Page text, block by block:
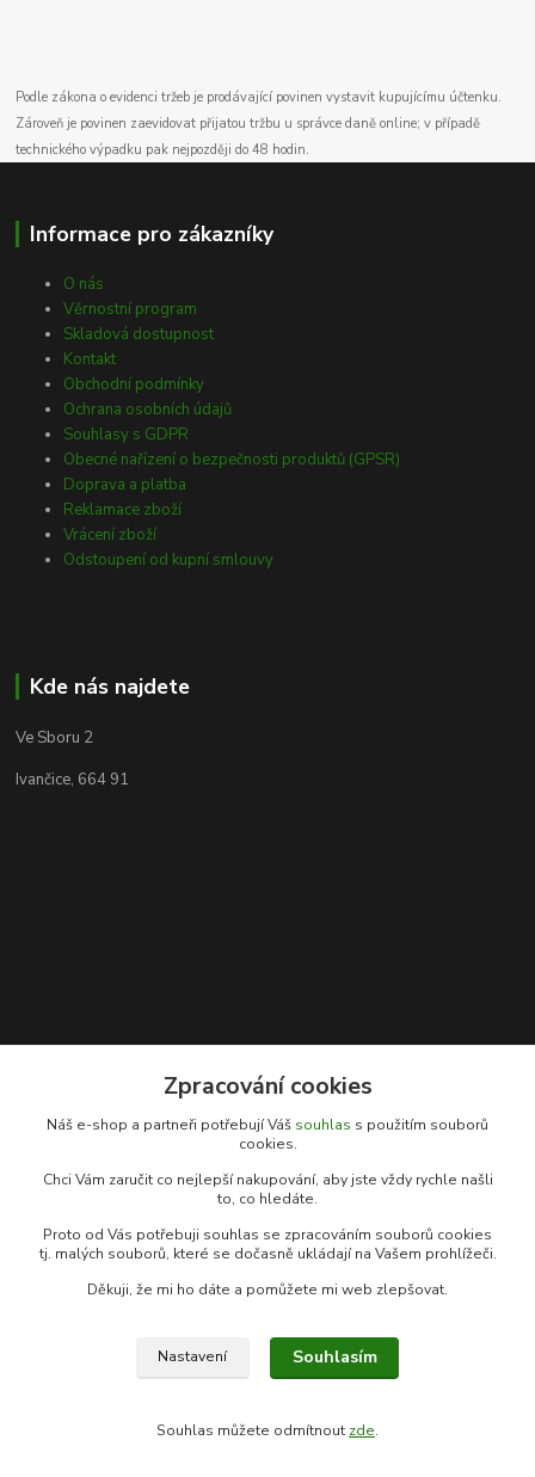
Podle zákona o evidenci tržeb je prodávající povinen vystavit kupujícímu účtenku.
Zároveň je povinen zaevidovat přijatou tržbu u správce daně online; v případě
technického výpadku pak nejpozději do 48 hodin.
Informace pro zákazníky
O nás
Věrnostní program
Skladová dostupnost
Kontakt
Obchodní podmínky
Ochrana osobních údajů
Souhlasy s GDPR
Obecné nařízení o bezpečnosti produktů (GPSR)
Doprava a platba
Reklamace zboží
Vrácení zboží
Odstoupení od kupní smlouvy
Kde nás najdete
Ve Sboru 2
Ivančice, 664 91
Kontakty
+420 778 039 055
(Po-Pá, 9-17 hod.)
info@rybarsky-sen.cz
© Copyright 2026 Rybářský sen
Zpracování cookies
Náš e-shop a partneři potřebují Váš souhlas s použitím souborů
cookies.
Chci Vám zaručit co nejlepší nakupování, aby jste vždy rychle našli
to, co hledáte.
Proto od Vás potřebuji souhlas se zpracováním souborů cookies
tj. malých souborů, které se dočasně ukládají na Vašem prohlížeči.
Děkuji, že mi ho dáte a pomůžete mi web zlepšovat.
Nastavení Souhlasím
Souhlas můžete odmítnout zde.